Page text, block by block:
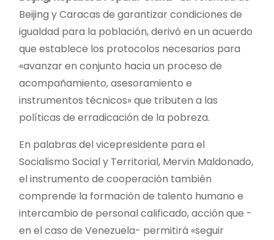
Beijing y Caracas de garantizar condiciones de
igualdad para la población, derivó en un acuerdo
que establece los protocolos necesarios para
«avanzar en conjunto hacia un proceso de
acompañamiento, asesoramiento e
instrumentos técnicos» que tributen a las
políticas de erradicación de la pobreza.
En palabras del vicepresidente para el
Socialismo Social y Territorial, Mervin Maldonado,
el instrumento de cooperación también
comprende la formación de talento humano e
intercambio de personal calificado, acción que -
en el caso de Venezuela- permitirá «seguir